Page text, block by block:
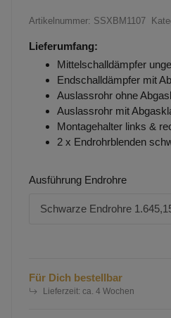
Artikelnummer: SSXBM1107
Lieferumfang:
Mittelschalldämpfer
Endschalldämpfer mit
Auslassrohr ohne
Auslassrohr mit
Montagehalter links &
2 x Endrohrblenden
Ausführung Endrohre
Schwarze Endrohre
Für Dich bestellbar
Lieferzeit: ca. 4 Wochen